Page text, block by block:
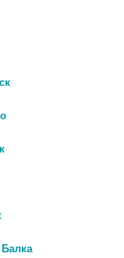
«Фармтренд»